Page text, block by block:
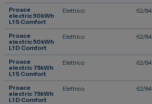
Gruppo Spazio
Il Gruppo Spazio
Impegno per l’Ambiente
Impegno per il Sociale
Comunità Energetica
Proace
electric 50kWh
L1 S Comfort
Elettrico 62/84
Proace
electric 50kWh
L1 D Comfort
Elettrico 62/84
Proace
electric 75kWh
L1 S Comfort
Elettrico 62/84
Proace
electric 75kWh
L1 D Comfort
Elettrico 62/84